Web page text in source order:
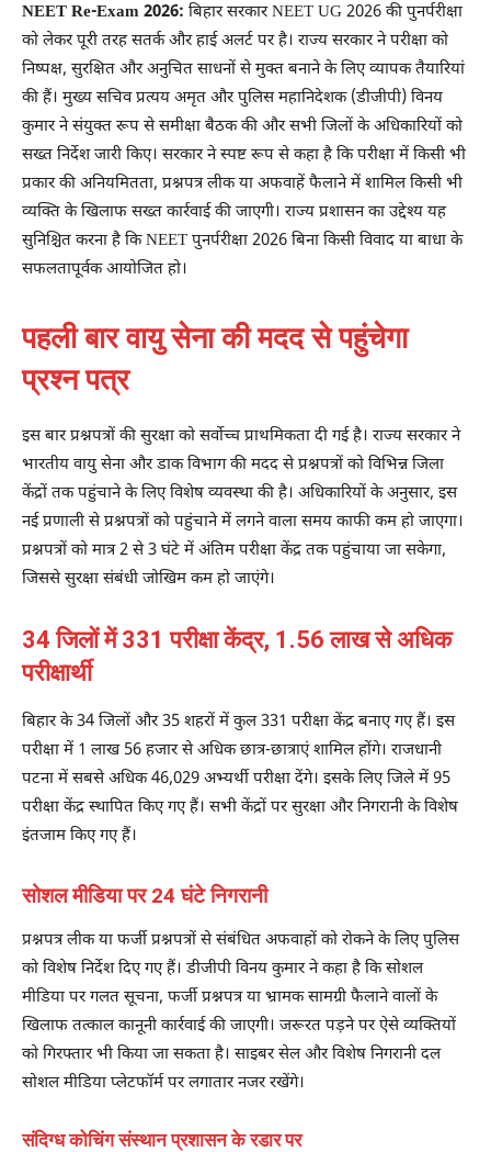
NEET Re-Exam 2026: बिहार सरकार NEET UG 2026 की पुनर्परीक्षा
को लेकर पूरी तरह सतर्क और हाई अलर्ट पर है। राज्य सरकार ने परीक्षा को
निष्पक्ष, सुरक्षित और अनुचित साधनों से मुक्त बनाने के लिए व्यापक तैयारियां
की हैं। मुख्य सचिव प्रत्यय अमृत और पुलिस महानिदेशक (डीजीपी) विनय
कुमार ने संयुक्त रूप से समीक्षा बैठक की और सभी जिलों के अधिकारियों को
सख्त निर्देश जारी किए। सरकार ने स्पष्ट रूप से कहा है कि परीक्षा में किसी भी
प्रकार की अनियमितता, प्रश्नपत्र लीक या अफवाहें फैलाने में शामिल किसी भी
व्यक्ति के खिलाफ सख्त कार्रवाई की जाएगी। राज्य प्रशासन का उद्देश्य यह
सुनिश्चित करना है कि NEET पुनर्परीक्षा 2026 बिना किसी विवाद या बाधा के
सफलतापूर्वक आयोजित हो।
पहली बार वायु सेना की मदद से पहुंचेगा
प्रश्न पत्र
इस बार प्रश्नपत्रों की सुरक्षा को सर्वोच्च प्राथमिकता दी गई है। राज्य सरकार ने
भारतीय वायु सेना और डाक विभाग की मदद से प्रश्नपत्रों को विभिन्न जिला
केंद्रों तक पहुंचाने के लिए विशेष व्यवस्था की है। अधिकारियों के अनुसार, इस
नई प्रणाली से प्रश्नपत्रों को पहुंचाने में लगने वाला समय काफी कम हो जाएगा।
प्रश्नपत्रों को मात्र 2 से 3 घंटे में अंतिम परीक्षा केंद्र तक पहुंचाया जा सकेगा,
जिससे सुरक्षा संबंधी जोखिम कम हो जाएंगे।
34 जिलों में 331 परीक्षा केंद्र, 1.56 लाख से अधिक
परीक्षार्थी
बिहार के 34 जिलों और 35 शहरों में कुल 331 परीक्षा केंद्र बनाए गए हैं। इस
परीक्षा में 1 लाख 56 हजार से अधिक छात्र-छात्राएं शामिल होंगे। राजधानी
पटना में सबसे अधिक 46,029 अभ्यर्थी परीक्षा देंगे। इसके लिए जिले में 95
परीक्षा केंद्र स्थापित किए गए हैं। सभी केंद्रों पर सुरक्षा और निगरानी के विशेष
इंतजाम किए गए हैं।
सोशल मीडिया पर 24 घंटे निगरानी
प्रश्नपत्र लीक या फर्जी प्रश्नपत्रों से संबंधित अफवाहों को रोकने के लिए पुलिस
को विशेष निर्देश दिए गए हैं। डीजीपी विनय कुमार ने कहा है कि सोशल
मीडिया पर गलत सूचना, फर्जी प्रश्नपत्र या भ्रामक सामग्री फैलाने वालों के
खिलाफ तत्काल कानूनी कार्रवाई की जाएगी। जरूरत पड़ने पर ऐसे व्यक्तियों
को गिरफ्तार भी किया जा सकता है। साइबर सेल और विशेष निगरानी दल
सोशल मीडिया प्लेटफॉर्म पर लगातार नजर रखेंगे।
संदिग्ध कोचिंग संस्थान प्रशासन के रडार पर